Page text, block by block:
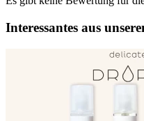
Interessantes aus